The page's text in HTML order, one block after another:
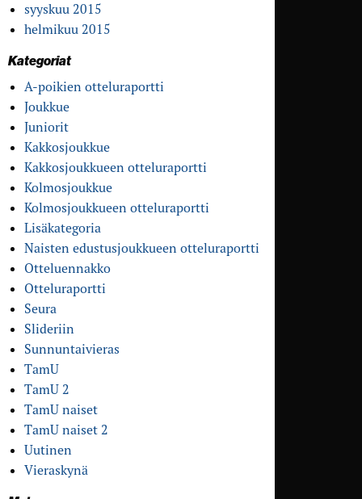
syyskuu 2015
helmikuu 2015
Kategoriat
A-poikien otteluraportti
Joukkue
Juniorit
Kakkosjoukkue
Kakkosjoukkueen otteluraportti
Kolmosjoukkue
Kolmosjoukkueen otteluraportti
Lisäkategoria
Naisten edustusjoukkueen otteluraportti
Otteluennakko
Otteluraportti
Seura
Slideriin
Sunnuntaivieras
TamU
TamU 2
TamU naiset
TamU naiset 2
Uutinen
Vieraskynä